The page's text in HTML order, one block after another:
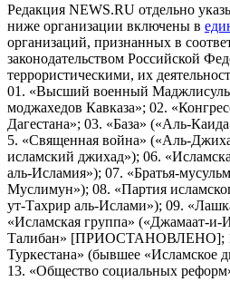
Редакция NEWS.RU отдельно
ниже организации включены в
организаций, признанных в
законодательством Российской
террористическими, их
01. «Высший военный
моджахедов Кавказа»; 02.
Дагестана»; 03. «База» («Аль-
5. «Священная война» («Аль-
исламский джихад»); 06.
аль-Исламия»); 07. «Братья-
Муслимун»); 08. «Партия
ут-Тахрир аль-Ислами»); 09.
«Исламская группа» («Джамаат-
Талибан» [ПРИОСТАНОВЛЕНО];
Туркестана» (бывшее «Исламское
13. «Общество социальных